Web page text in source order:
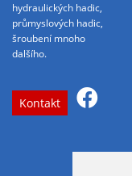
hydraulických hadic,
průmyslových hadic,
šroubení mnoho
dalšího.
Kontakt